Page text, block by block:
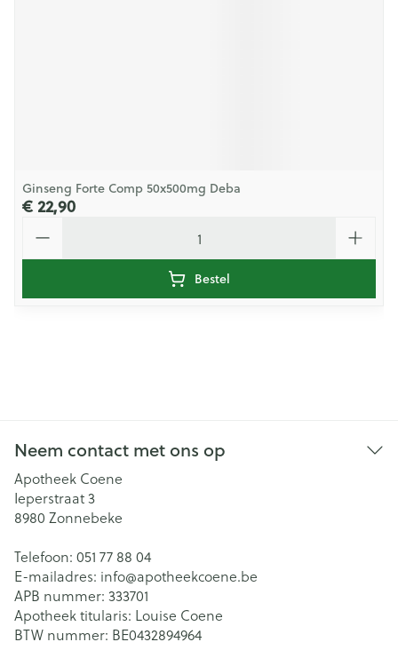
Ginseng Forte Comp 50x500mg Deba
€ 22,90
Bestel
Neem contact met ons op
Apotheek Coene
Ieperstraat 3
8980 Zonnebeke
Telefoon: 051 77 88 04
E-mailadres: info@apotheekcoene.be
APB nummer: 333701
Apotheek titularis: Louise Coene
BTW nummer: BE0432894964